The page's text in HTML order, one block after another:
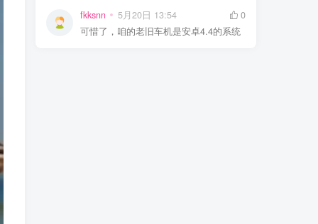
fkksnn 5月20日 13:54
0
可惜了，咱的老旧车机是安卓4.4的系统